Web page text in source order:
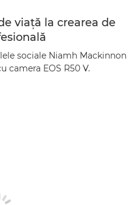
viaţă la crearea de
sociale Niamh Mackinnon
EOS R50 V.